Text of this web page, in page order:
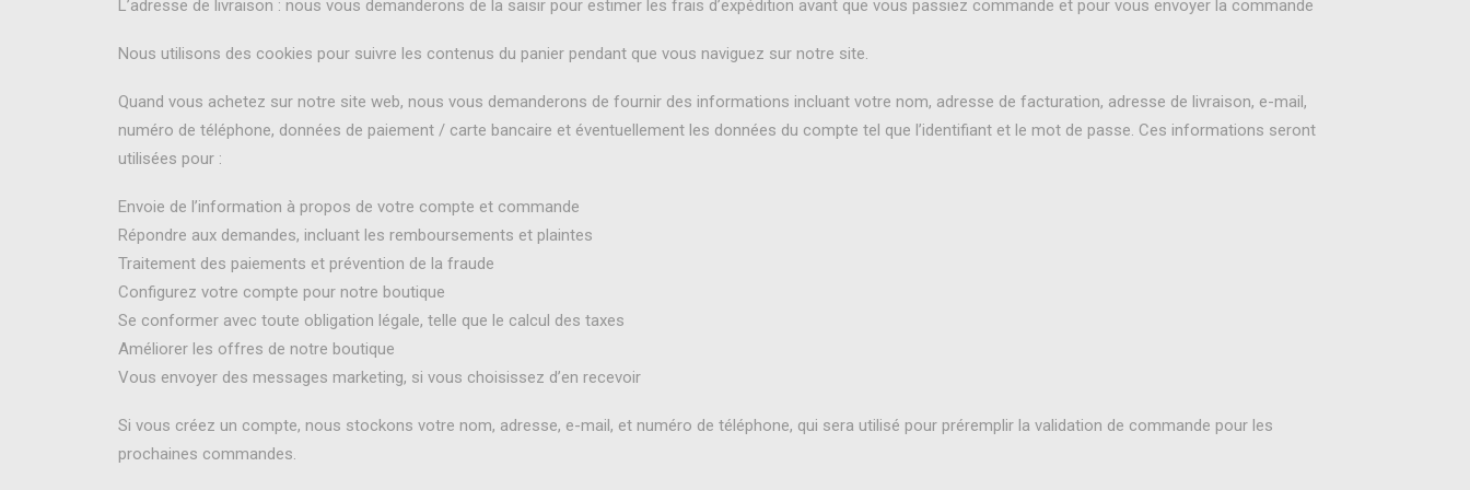
L’adresse de livraison : nous vous demanderons de la saisir pour estimer les frais d’expédition avant que vous passiez commande et pour vous envoyer la commande
Nous utilisons des cookies pour suivre les contenus du panier pendant que vous naviguez sur notre site.
Quand vous achetez sur notre site web, nous vous demanderons de fournir des informations incluant votre nom, adresse de facturation, adresse de livraison, e-mail,
numéro de téléphone, données de paiement / carte bancaire et éventuellement les données du compte tel que l’identifiant et le mot de passe. Ces informations seront
utilisées pour :
Envoie de l’information à propos de votre compte et commande
Répondre aux demandes, incluant les remboursements et plaintes
Traitement des paiements et prévention de la fraude
Configurez votre compte pour notre boutique
Se conformer avec toute obligation légale, telle que le calcul des taxes
Améliorer les offres de notre boutique
Vous envoyer des messages marketing, si vous choisissez d’en recevoir
Si vous créez un compte, nous stockons votre nom, adresse, e-mail, et numéro de téléphone, qui sera utilisé pour préremplir la validation de commande pour les
prochaines commandes.